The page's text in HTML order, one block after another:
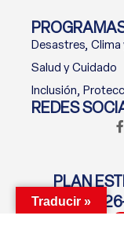
Desastres, Clima
Salud y Cuidado
Inclusión,
REDES
PLAN
Traducir »